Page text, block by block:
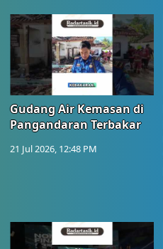
Gudang Air Kemasan di
Pangandaran Terbakar
21 Jul 2026, 12:48 PM